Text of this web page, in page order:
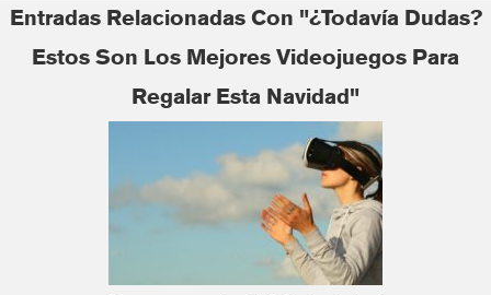
Entradas Relacionadas Con "¿Todavía Dudas?
Estos Son Los Mejores Videojuegos Para
Regalar Esta Navidad"